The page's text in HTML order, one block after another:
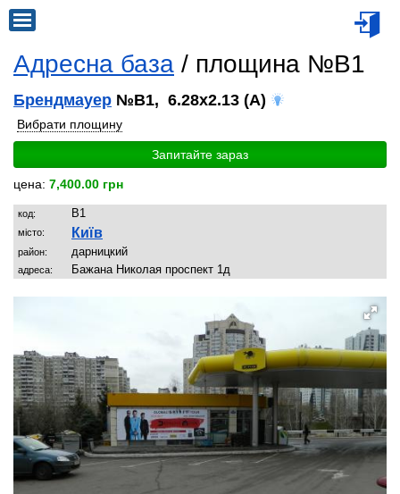
Адресна база / площина №B1
Брендмауер №B1, 6.28x2.13 (A)
Вибрати площину
Запитайте зараз
цена: 7,400.00 грн
код: B1
місто: Київ
район: дарницкий
адреса: Бажана Николая проспект 1д